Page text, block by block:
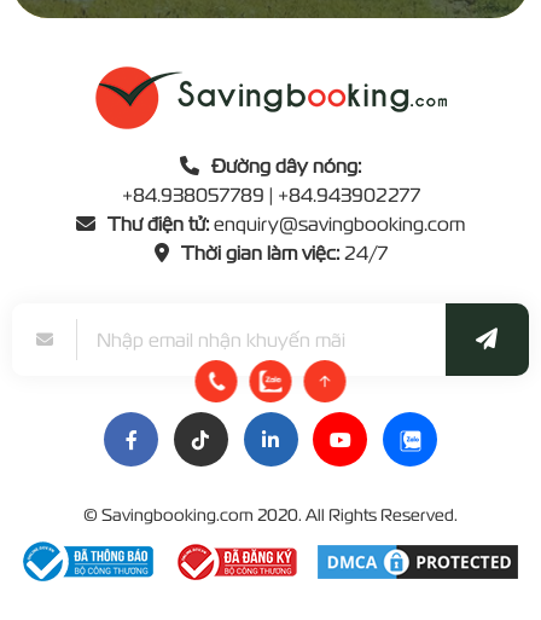
Đường dây nóng:
+84.938057789 | +84.943902277
Thư điện tử: enquiry@savingbooking.com
Thời gian làm việc:24/7
© Savingbooking.com 2020. All Rights Reserved.